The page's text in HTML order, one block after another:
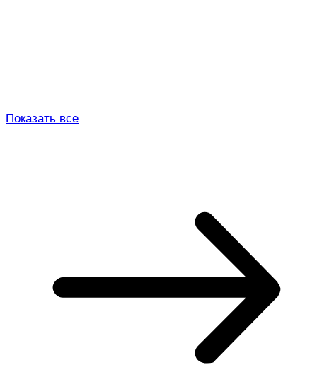
Показать все